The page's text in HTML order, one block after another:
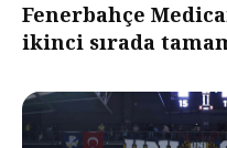
Fenerbahçe
ikinci sırada